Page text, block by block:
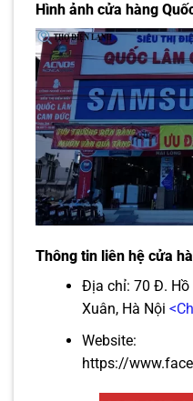
Hình ảnh cửa hàng
Thông tin liên hệ cửa
Địa chỉ: 70 Đ. Hồ
Xuân, Hà Nội
Website:
https://